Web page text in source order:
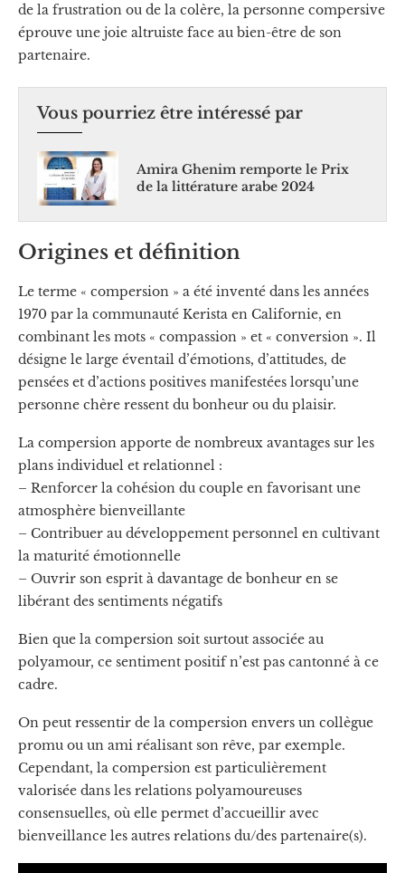
de la frustration ou de la colère, la personne compersive
éprouve une joie altruiste face au bien-être de son
partenaire.
Vous pourriez être intéressé par
Amira Ghenim remporte le Prix
de la littérature arabe 2024
Origines et définition
Le terme « compersion » a été inventé dans les années
1970 par la communauté Kerista en Californie, en
combinant les mots « compassion » et « conversion ». Il
désigne le large éventail d’émotions, d’attitudes, de
pensées et d’actions positives manifestées lorsqu’une
personne chère ressent du bonheur ou du plaisir.
La compersion apporte de nombreux avantages sur les
plans individuel et relationnel :
– Renforcer la cohésion du couple en favorisant une
atmosphère bienveillante
– Contribuer au développement personnel en cultivant
la maturité émotionnelle
– Ouvrir son esprit à davantage de bonheur en se
libérant des sentiments négatifs
Bien que la compersion soit surtout associée au
polyamour, ce sentiment positif n’est pas cantonné à ce
cadre.
On peut ressentir de la compersion envers un collègue
promu ou un ami réalisant son rêve, par exemple.
Cependant, la compersion est particulièrement
valorisée dans les relations polyamoureuses
consensuelles, où elle permet d’accueillir avec
bienveillance les autres relations du/des partenaire(s).